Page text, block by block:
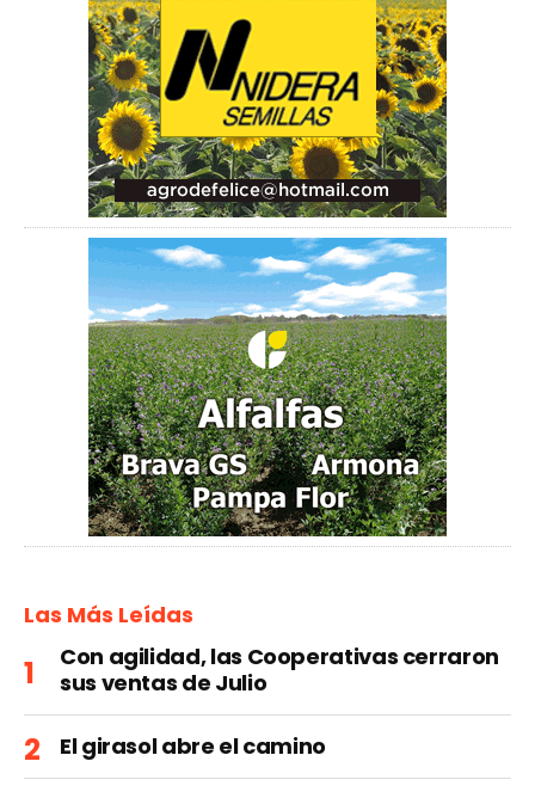
Las Más Leídas
Con agilidad, las Cooperativas cerraron
sus ventas de Julio
El girasol abre el camino